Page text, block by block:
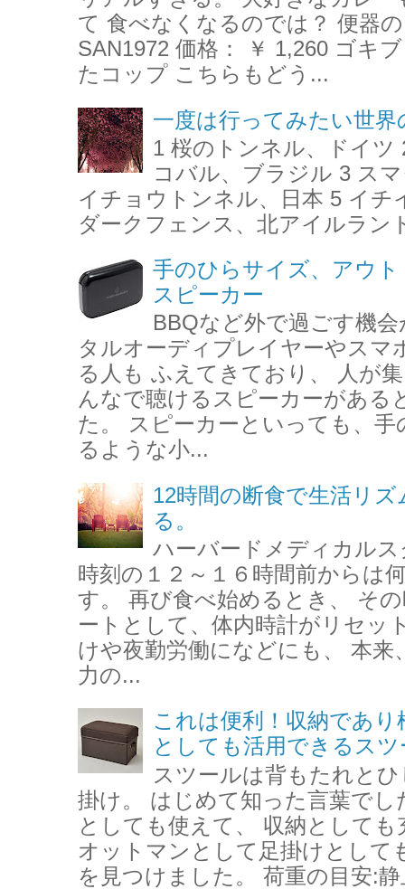
て 食べなくなるのでは？ 便器
SAN1972 価格： ￥ 1,260 ゴキ
たコップ こちらもどう...
一度は行ってみたい世
1 桜のトンネル、ドイツ
コバル、ブラジル 3 ス
イチョウトンネル、日本 5 イ
ダークフェンス、北アイルラン
手のひらサイズ、アウ
スピーカー
BBQなど外で過ごす機
タルオーディプレイヤーやスマ
る人も ふえてきており、 人が
んなで聴けるスピーカーがある
た。 スピーカーといっても、
るような小...
12時間の断食で生活リ
る。
ハーバードメディカル
時刻の１２～１６時間前からは
す。 再び食べ始めるとき、 そ
ートとして、体内時計がリセッ
けや夜勤労働になどにも、 本
力の...
これは便利！収納であ
としても活用できるス
スツールは背もたれと
掛け。 はじめて知った言葉で
としても使えて、 収納として
オットマンとして足掛けとして
を見つけました。 荷重の目安: